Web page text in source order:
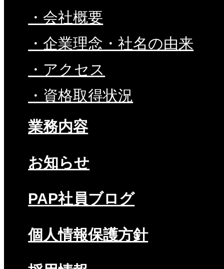
・会社概要
・企業理念・社名の由来
・アクセス
・資格取得状況
業務内容
お知らせ
PAP社員ブログ
個人情報保護方針